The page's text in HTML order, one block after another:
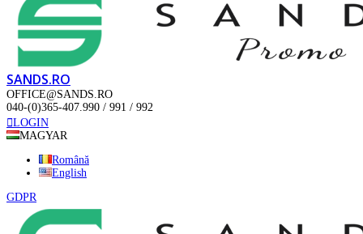
SANDS.RO
OFFICE@SANDS.RO
040-(0)365-407.990 / 991 / 992
LOGIN
MAGYAR
Română
English
GDPR